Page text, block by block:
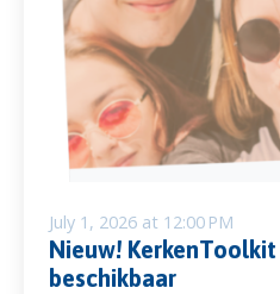
July 1, 2026 at 12:00 PM
Nieuw!
beschikbaar